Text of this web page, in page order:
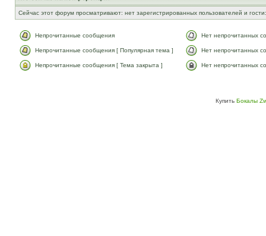
Сейчас этот форум просматривают: нет зарегистрированных пользователей и
Непрочитанные сообщения Нет непрочитанных
Непрочитанные сообщения [ Популярная тема ] Нет непрочитанных
Непрочитанные сообщения [ Тема закрыта ] Нет непрочитанных
Купить Бокалы